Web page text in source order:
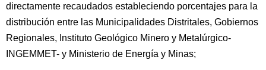
directamente recaudados estableciendo porcentajes para la
distribución entre las Municipalidades Distritales, Gobiernos
Regionales, Instituto Geológico Minero y Metalúrgico-
INGEMMET- y Ministerio de Energía y Minas;